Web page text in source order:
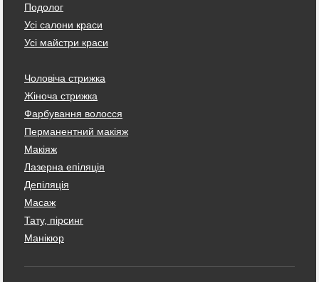
Подолог
Усі салони краси
Усі майстри краси
Чоловіча стрижка
Жіноча стрижка
Фарбування волосся
Перманентний макіяж
Макіяж
Лазерна епіляція
Депіляція
Масаж
Тату, пірсинг
Манікюр